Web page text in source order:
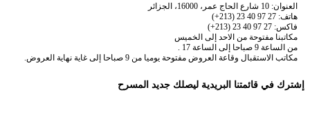
العنوان: 10 شارع الحاج عمر، 16000، الجزائر
هاتف: 27 97 40 23 (213+)
فاكس: 27 97 40 23 (213+)
مكاتبنا مفتوحة من الاحد إلى الخميس
من الساعة 9 صباحا إلى الساعة 17 .
مكاتب الاستقبال وقاعة العروض مفتوحة يوميا من 9 صباحا إلى غاية نهاية العروض.
إشترك في قائمتنا البريدية ليصلك جديد المسرح